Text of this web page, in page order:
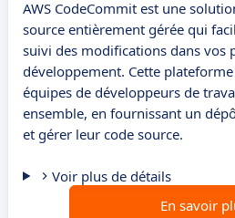
AWS CodeCommit est une
source entièrement gérée qui
suivi des modifications dans vos
développement. Cette
équipes de développeurs de
ensemble, en fournissant un
et gérer leur code source.
Voir plus de détails
En savoir